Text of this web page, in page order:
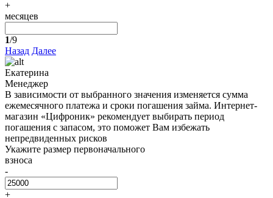
+
месяцев
1/9
Назад Далее
Екатерина
Менеджер
В зависимости от выбранного значения изменяется сумма
ежемесячного платежа и сроки погашения займа. Интернет-
магазин «Цифроник» рекомендует выбирать период
погашения с запасом, это поможет Вам избежать
непредвиденных рисков
Укажите размер первоначального
взноса
-
+